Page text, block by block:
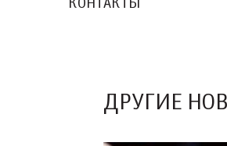
КОНТАКТЫ
ДРУГИЕ